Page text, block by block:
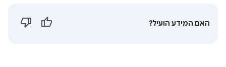
האם המידע הועיל?